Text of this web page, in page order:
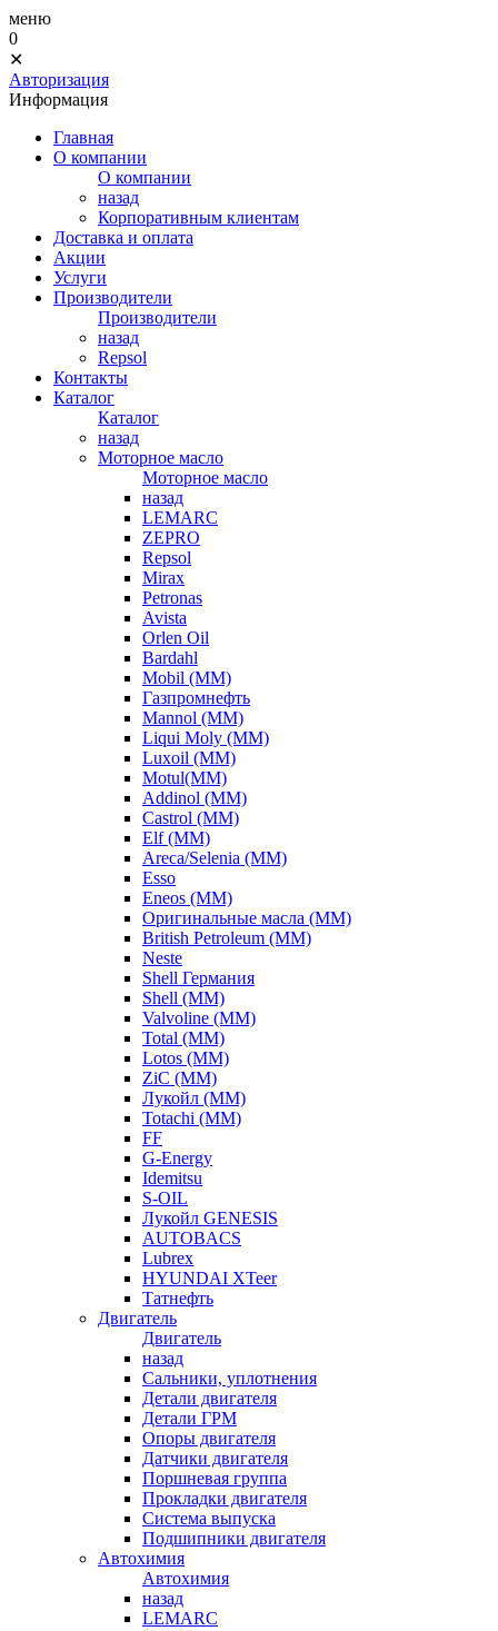
меню
0
✕
Авторизация
Информация
Главная
О компании
О компании
назад
Корпоративным клиентам
Доставка и оплата
Акции
Услуги
Производители
Производители
назад
Repsol
Контакты
Каталог
Каталог
назад
Моторное масло
Моторное масло
назад
LEMARC
ZEPRO
Repsol
Mirax
Petronas
Avista
Orlen Oil
Bardahl
Mobil (ММ)
Газпромнефть
Mannol (ММ)
Liqui Moly (ММ)
Luxoil (ММ)
Motul(ММ)
Addinol (ММ)
Castrol (ММ)
Elf (ММ)
Areca/Selenia (ММ)
Esso
Eneos (ММ)
Оригинальные масла (ММ)
British Petroleum (ММ)
Neste
Shell Германия
Shell (ММ)
Valvoline (ММ)
Total (ММ)
Lotos (ММ)
ZiC (ММ)
Лукойл (ММ)
Totachi (MM)
FF
G-Energy
Idemitsu
S-OIL
Лукойл GENESIS
AUTOBACS
Lubrex
HYUNDAI XTeer
Татнефть
Двигатель
Двигатель
назад
Сальники, уплотнения
Детали двигателя
Детали ГРМ
Опоры двигателя
Датчики двигателя
Поршневая группа
Прокладки двигателя
Система выпуска
Подшипники двигателя
Автохимия
Автохимия
назад
LEMARC